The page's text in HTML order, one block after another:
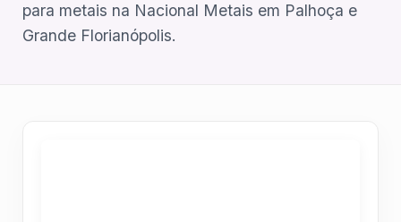
para metais na Nacional Metais em Palhoça e
Grande Florianópolis.